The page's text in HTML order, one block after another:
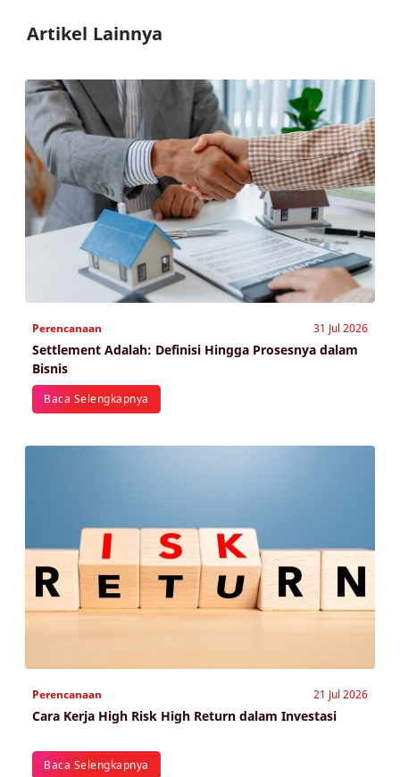
Artikel Lainnya
Perencanaan 31 Jul 2026
Settlement Adalah: Definisi Hingga Prosesnya dalam
Bisnis
Baca Selengkapnya
Perencanaan 21 Jul 2026
Cara Kerja High Risk High Return dalam Investasi
Baca Selengkapnya